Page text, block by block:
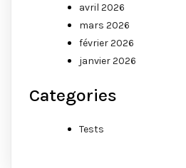
avril 2026
mars 2026
février 2026
janvier 2026
Categories
Tests